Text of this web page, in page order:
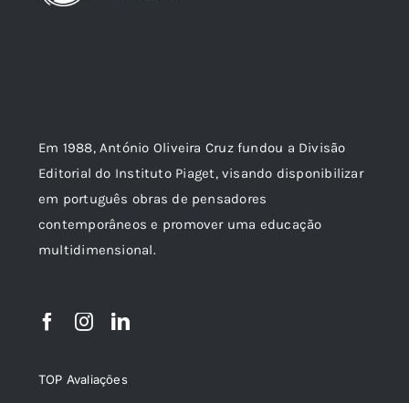
Em 1988, António Oliveira Cruz fundou a Divisão
Editorial do Instituto Piaget, visando disponibilizar
em português obras de pensadores
contemporâneos e promover uma educação
multidimensional.
TOP Avaliações